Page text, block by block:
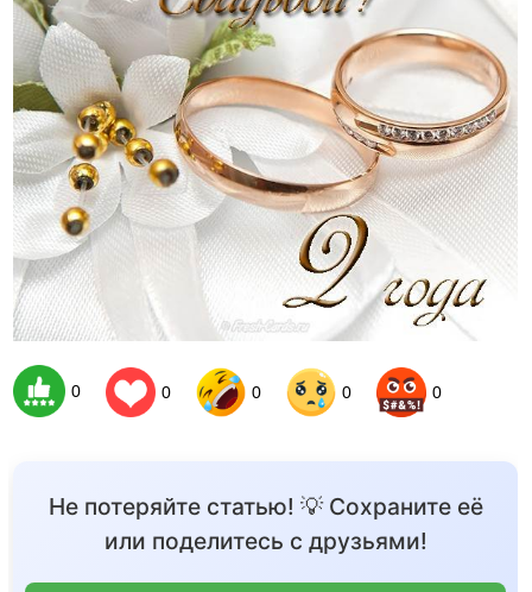
0 0 0 0 0
Не потеряйте статью! 💡 Сохраните её
или поделитесь с друзьями!